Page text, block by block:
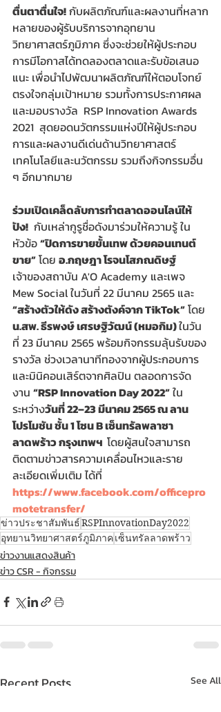
ตื่นตาตื่นใจ! กับผลิตภัณฑ์และผลงานที่หลาก
หลายของผู้รับบริการจากอุทยาน
วิทยาศาสตร์ภูมิภาค ซึ่งจะช่วยให้ผู้ประกอบ
การมีโอกาสได้ทดลองตลาดและรับข้อเสนอ
แนะ เพื่อนำไปพัฒนาผลิตภัณฑ์ให้ตอบโจทย์
ตรงใจกลุ่มเป้าหมาย รวมทั้งการประกาศผล
และมอบรางวัล  RSP Innovation Awards
2021  สุดยอดนวัตกรรมแห่งปีให้ผู้ประกอบ
การและผลงานดีเด่นด้านวิทยาศาสตร์
เทคโนโลยีและนวัตกรรม รวมถึงกิจกรรมอื่น
ๆ อีกมากมาย
ร่วมเปิดเคล็ดลับการทำตลาดออนไลน์ให้
ปัง!
  กับเหล่ากูรูชื่อดังมาร่วมให้ความรู้ ใน
หัวข้อ “ปิดการขายขั้นเทพ ด้วยคอนเทนต์
ขาย” โดย อ.กฤษฎา โรจนโสภณดิษฐ์
เจ้าของสถาบัน A'O Academy และเพจ
Mew Social ในวันที่ 22 มีนาคม 2565 และ
“สร้างตัวให้ดัง สร้างตังค์จาก TikTok” โดย
น.สพ. ธีรพงษ์ เศรษฐิวัฒน์ (หมอกิม) ในวัน
ที่ 23 มีนาคม 2565 พร้อมกิจกรรมลุ้นรับของ
รางวัล ช่วงเวลานาทีทองจากผู้ประกอบการ
และมินิคอนเสิร์ตจากศิลปิน ตลอดการจัด
งาน “RSP Innovation Day 2022” ใน
ระหว่างวันที่ 22–23 มีนาคม 2565 ณ ลาน
โปรโมชัน ชั้น 1 โซน B เซ็นทรัลพลาซา
ลาดพร้าว กรุงเทพฯ โดยผู้สนใจสามารถ
ติดตามข่าวสารความเคลื่อนไหวและราย
ละเอียดเพิ่มเติม ได้ที่
https://www.facebook.com/officepro
motetransfer/
ข่าวประชาสัมพันธ์RSPInnovationDay2022
อุทยานวิทยาศาสตร์ภูมิภาคเซ็นทรัลลาดพร้าว
ข่าวงานแสดงสินค้า
ข่าว CSR - กิจกรรม
Recent Posts See All